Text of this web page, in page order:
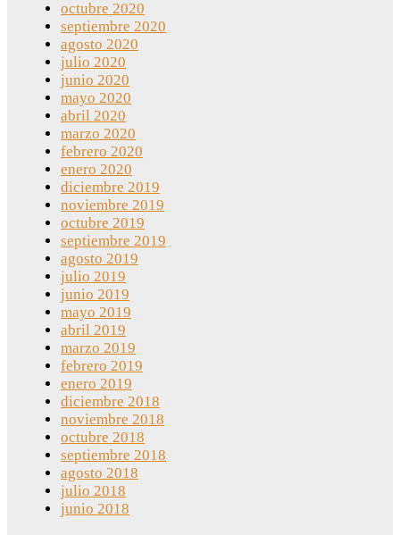
octubre 2020
septiembre 2020
agosto 2020
julio 2020
junio 2020
mayo 2020
abril 2020
marzo 2020
febrero 2020
enero 2020
diciembre 2019
noviembre 2019
octubre 2019
septiembre 2019
agosto 2019
julio 2019
junio 2019
mayo 2019
abril 2019
marzo 2019
febrero 2019
enero 2019
diciembre 2018
noviembre 2018
octubre 2018
septiembre 2018
agosto 2018
julio 2018
junio 2018